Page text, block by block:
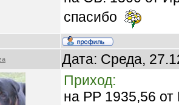
спасибо
Дата: Среда,
Приход:
на РР 1935,56 от